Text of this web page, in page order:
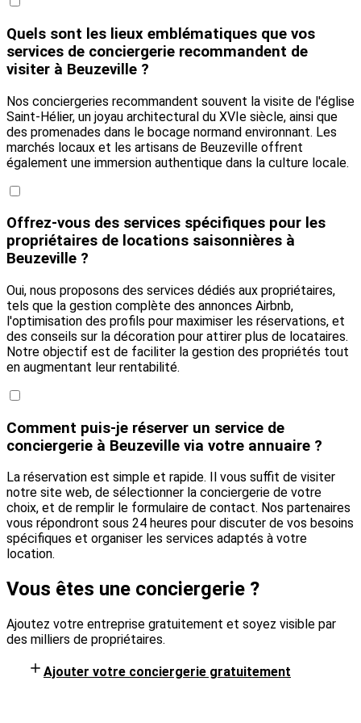
Quels sont les lieux emblématiques que vos
services de conciergerie recommandent de
visiter à Beuzeville ?
Nos conciergeries recommandent souvent la visite de l'église
Saint-Hélier, un joyau architectural du XVIe siècle, ainsi que
des promenades dans le bocage normand environnant. Les
marchés locaux et les artisans de Beuzeville offrent
également une immersion authentique dans la culture locale.
Offrez-vous des services spécifiques pour les
propriétaires de locations saisonnières à
Beuzeville ?
Oui, nous proposons des services dédiés aux propriétaires,
tels que la gestion complète des annonces Airbnb,
l'optimisation des profils pour maximiser les réservations, et
des conseils sur la décoration pour attirer plus de locataires.
Notre objectif est de faciliter la gestion des propriétés tout
en augmentant leur rentabilité.
Comment puis-je réserver un service de
conciergerie à Beuzeville via votre annuaire ?
La réservation est simple et rapide. Il vous suffit de visiter
notre site web, de sélectionner la conciergerie de votre
choix, et de remplir le formulaire de contact. Nos partenaires
vous répondront sous 24 heures pour discuter de vos besoins
spécifiques et organiser les services adaptés à votre
location.
Vous êtes une conciergerie ?
Ajoutez votre entreprise gratuitement et soyez visible par
des milliers de propriétaires.
Ajouter votre conciergerie gratuitement